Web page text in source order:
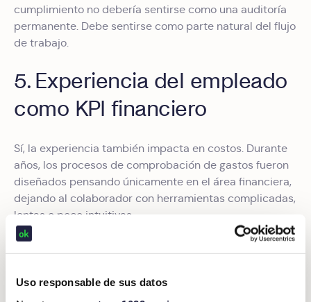
Uso responsable de sus datos
cumplimiento no debería sentirse como una auditoría
permanente. Debe sentirse como parte natural del flujo
de trabajo.
5. Experiencia del empleado
como KPI financiero
Sí, la experiencia también impacta en costos. Durante
años, los procesos de comprobación de gastos fueron
diseñados pensando únicamente en el área financiera,
dejando al colaborador con herramientas complicadas,
lentas o poco intuitivas.
El resultado suele ser el mismo:
Retrasos en reportes.
Errores en comprobaciones.